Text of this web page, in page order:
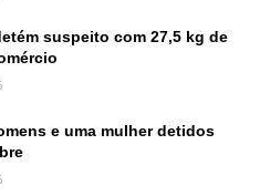
suspeito com 27,5 kg de
e uma mulher detidos